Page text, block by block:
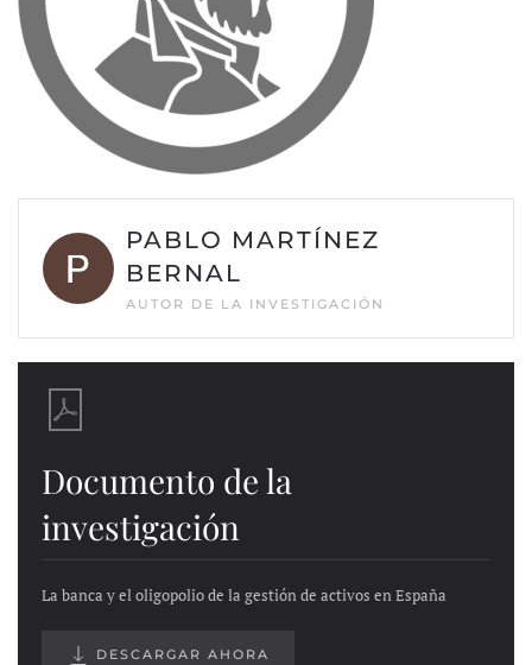
PABLO MARTÍNEZ
BERNAL
AUTOR DE LA INVESTIGACIÓN
Documento de la
investigación
La banca y el oligopolio de la gestión de activos en España
DESCARGAR AHORA